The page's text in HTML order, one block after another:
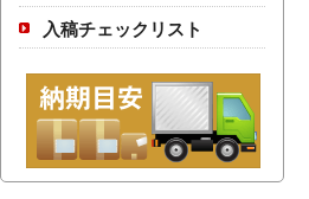
入稿チェックリスト